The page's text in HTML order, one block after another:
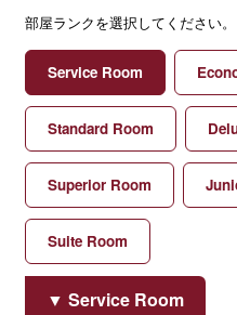
部屋ランクを選択してください。
Service Room
Standard Room
Superior Room
Suite Room
Service Room